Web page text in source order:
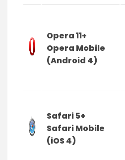
Opera 11+
Opera Mobile
(Android 4)
Safari 5+
Safari Mobile
(iOS 4)